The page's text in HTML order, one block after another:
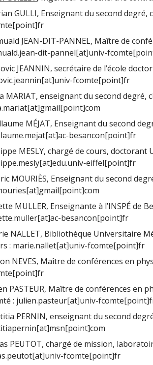
GULLI, Enseignant du second
JEAN-DIT-PANNEL, Maître de
dit-pannel[at]univ-
JEANNIN, secrétaire de l’école
fcomte[point]fr
MARIAT, enseignant du second degré,
MÉJAT, Enseignant du second
besancon[point]fr
MESLY, chargé de cours, doctorant
eiffel[point]fr
MOURIÈS, Enseignant du second
MULLER, Enseignante à l’INSPÉ de
besancon[point]fr
NALLET, Bibliothèque Universitaire
: marie.nallet[at]univ-fcomte[point]fr
NEVES, Maître de conférences en
PASTEUR, Maître de conférences en
: julien.pasteur[at]univ-
PERNIN, enseignant du second
PEUTOT, chargé de mission,
fcomte[point]fr